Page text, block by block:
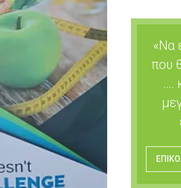
«Να
που
….